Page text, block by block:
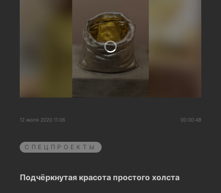
12 июля 2020 11:06 00:00:48
СПЕЦПРОЕКТЫ
Подчёркнутая красота простого холста